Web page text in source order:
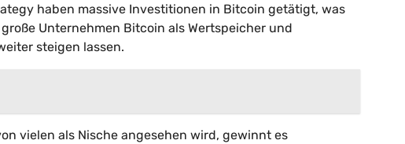
haben massive Investitionen in Bitcoin getätigt, was
Unternehmen Bitcoin als Wertspeicher und
steigen lassen.
vielen als Nische angesehen wird, gewinnt es